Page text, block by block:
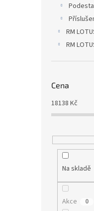
RM
RM
Cena
18138 Kč
Na skladě
Akce 0